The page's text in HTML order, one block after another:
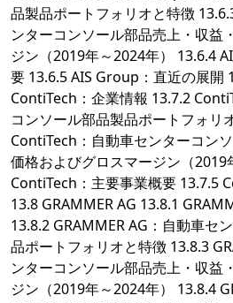
品製品ポートフォリオと特徴
ンターコンソール部品売上・収益
ジン（2019年～2024年） 13.6.4
要 13.6.5 AIS Group：直近の展開
ContiTech：企業情報 13.7.2
コンソール部品製品ポートフォリ
ContiTech：自動車センターコン
価格およびグロスマージン（2019
ContiTech：主要事業概要 13.7.5
13.8 GRAMMER AG 13.8.1
13.8.2 GRAMMER AG：自動車セ
品ポートフォリオと特徴 13.8.3
ンターコンソール部品売上・収益
ジン（2019年～2024年） 13.8.4